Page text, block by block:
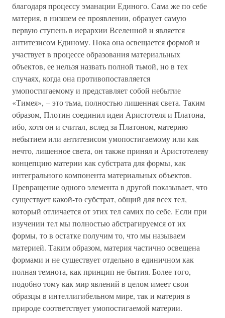
благодаря процессу эманации Единого. Сама же по себе
материя, в низшем ее проявлении, образует самую
первую ступень в иерархии Вселенной и является
антитезисом Единому. Пока она освещается формой и
участвует в процессе образования материальных
объектов, ее нельзя назвать полной тьмой, но в тех
случаях, когда она противопоставляется
умопостигаемому и представляет собой небытие
«Тимея», – это тьма, полностью лишенная света. Таким
образом, Плотин соединил идеи Аристотеля и Платона,
ибо, хотя он и считал, вслед за Платоном, материю
небытием или антитезисом умопостигаемому или как
нечто, лишенное света, он также принял и Аристотелеву
концепцию материи как субстрата для формы, как
интегрального компонента материальных объектов.
Превращение одного элемента в другой показывает, что
существует какой-то субстрат, общий для всех тел,
который отличается от этих тел самих по себе. Если при
изучении тел мы полностью абстрагируемся от их
формы, то в остатке получим то, что мы называем
материей. Таким образом, материя частично освещена
формами и не существует отдельно в единичном как
полная темнота, как принцип не-бытия. Более того,
подобно тому как мир явлений в целом имеет свои
образцы в интеллигибельном мире, так и материя в
природе соответствует умопостигаемой материи.